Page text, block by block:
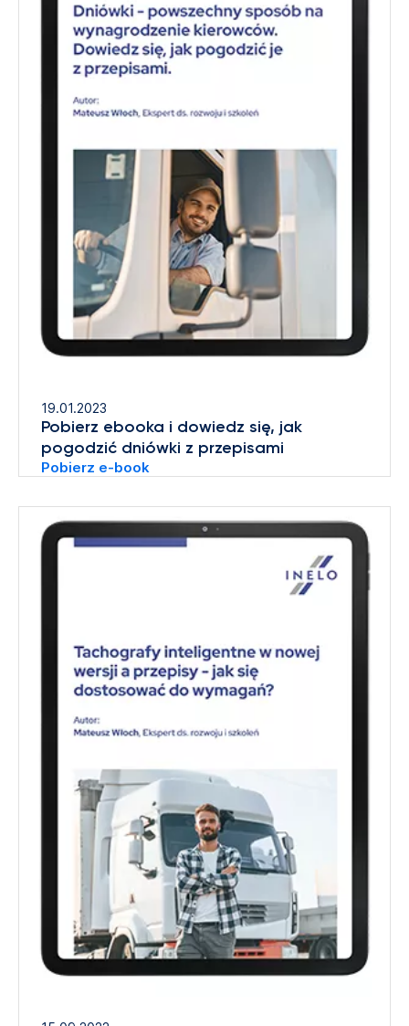
19.01.2023
Pobierz ebooka i dowiedz się, jak
pogodzić dniówki z przepisami
Pobierz e-book